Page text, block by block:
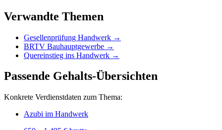
Verwandte Themen
Gesellenprüfung Handwerk →
BRTV Bauhauptgewerbe →
Quereinstieg ins Handwerk →
Passende Gehalts-Übersichten
Konkrete Verdienstdaten zum Thema:
Azubi im Handwerk